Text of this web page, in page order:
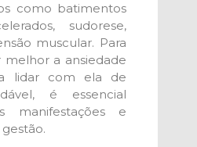
como batimentos
sudorese,
muscular. Para
a ansiedade
lidar com ela de
é essencial
manifestações e